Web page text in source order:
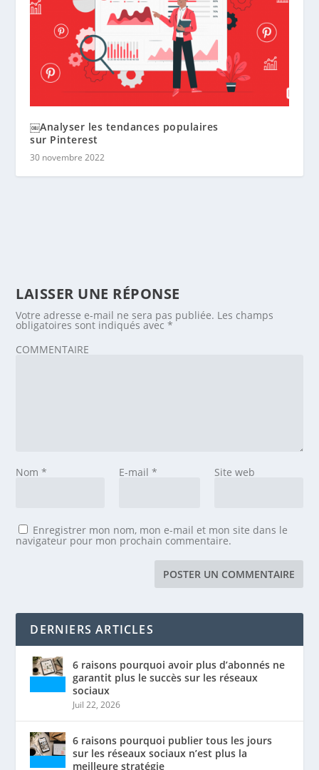
￼Analyser les tendances populaires
sur Pinterest
30 novembre 2022
LAISSER UNE RÉPONSE
Votre adresse e-mail ne sera pas publiée. Les champs
obligatoires sont indiqués avec*
COMMENTAIRE
Nom* E-mail * Site web
Enregistrer mon nom, mon e-mail et mon site dans le
navigateur pour mon prochain commentaire.
DERNIERS ARTICLES
6 raisons pourquoi avoir plus d’abonnés ne
garantit plus le succès sur les réseaux
sociaux
Juil 22, 2026
6 raisons pourquoi publier tous les jours
sur les réseaux sociaux n’est plus la
meilleure stratégie